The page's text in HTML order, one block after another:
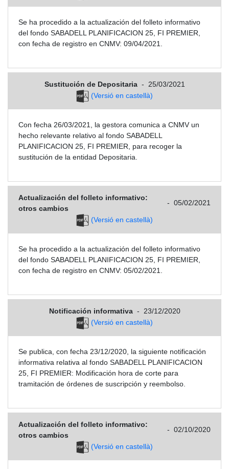
Se ha procedido a la actualización del folleto informativo
del fondo SABADELL PLANIFICACION 25, FI PREMIER,
con fecha de registro en CNMV: 09/04/2021.
Sustitución de Depositaria -
25/03/2021
(Versió en castellà)
Con fecha 26/03/2021, la gestora comunica a CNMV un
hecho relevante relativo al fondo SABADELL
PLANIFICACION 25, FI PREMIER, para recoger la
sustitución de la entidad Depositaria.
Actualización del folleto informativo:
otros cambios
- 05/02/2021
(Versió en castellà)
Se ha procedido a la actualización del folleto informativo
del fondo SABADELL PLANIFICACION 25, FI PREMIER,
con fecha de registro en CNMV: 05/02/2021.
Notificación informativa -
23/12/2020
(Versió en castellà)
Se publica, con fecha 23/12/2020, la siguiente notificación
informativa relativa al fondo SABADELL PLANIFICACION
25, FI PREMIER: Modificación hora de corte para
tramitación de órdenes de suscripción y reembolso.
Actualización del folleto informativo:
otros cambios
- 02/10/2020
(Versió en castellà)